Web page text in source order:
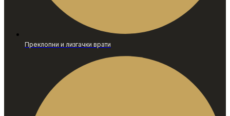
Преклопни и лизгачки врати